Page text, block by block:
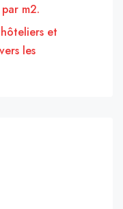
m2.
et
les